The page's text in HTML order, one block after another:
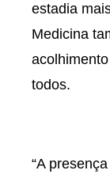
estadia
Medicina
todos.
“A